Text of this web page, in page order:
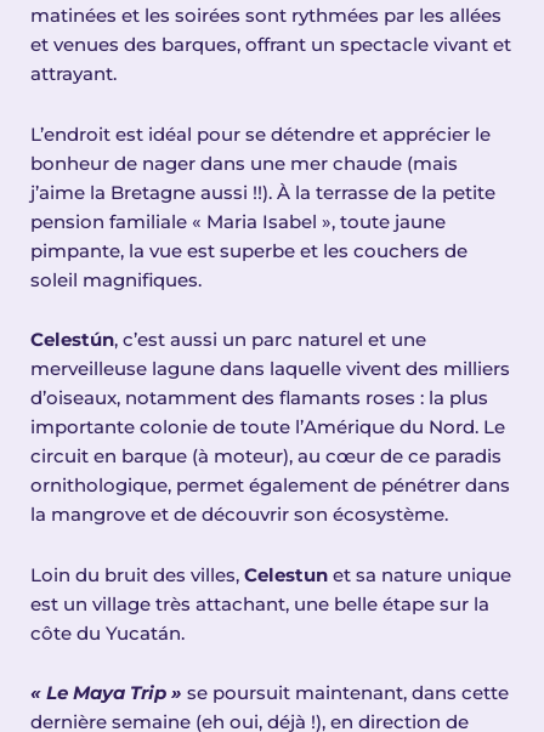
matinées et les soirées sont rythmées par les allées
et venues des barques, offrant un spectacle vivant et
attrayant.
L’endroit est idéal pour se détendre et apprécier le
bonheur de nager dans une mer chaude (mais
j’aime la Bretagne aussi !!). À la terrasse de la petite
pension familiale « Maria Isabel », toute jaune
pimpante, la vue est superbe et les couchers de
soleil magnifiques.
Celestún, c’est aussi un parc naturel et une
merveilleuse lagune dans laquelle vivent des milliers
d’oiseaux, notamment des flamants roses : la plus
importante colonie de toute l’Amérique du Nord. Le
circuit en barque (à moteur), au cœur de ce paradis
ornithologique, permet également de pénétrer dans
la mangrove et de découvrir son écosystème.
Loin du bruit des villes, Celestun et sa nature unique
est un village très attachant, une belle étape sur la
côte du Yucatán.
« Le Maya Trip » se poursuit maintenant, dans cette
dernière semaine (eh oui, déjà !), en direction de